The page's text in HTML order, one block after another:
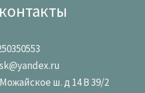
ш. д 14 В 39/2